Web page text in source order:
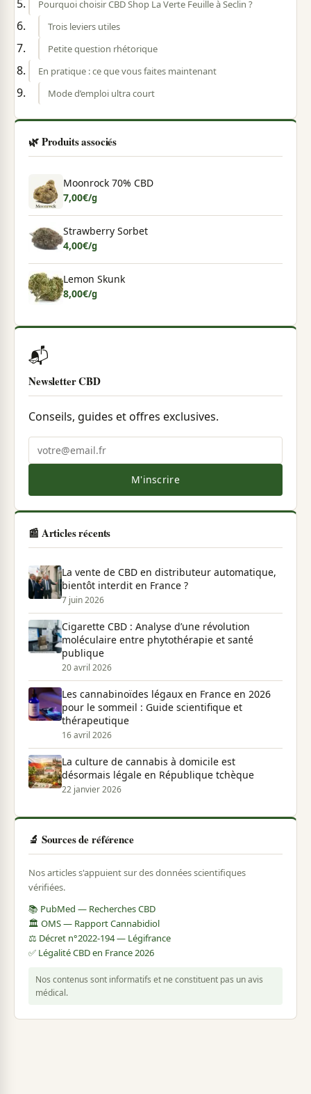
Pourquoi choisir CBD Shop La Verte Feuille à Seclin ?
Trois leviers utiles
Petite question rhétorique
En pratique : ce que vous faites maintenant
Mode d’emploi ultra court
🌿 Produits associés
Moonrock 70% CBD
7,00€/g
Strawberry Sorbet
4,00€/g
Lemon Skunk
8,00€/g
📬
Newsletter CBD
Conseils, guides et offres exclusives.
M'inscrire
📰 Articles récents
La vente de CBD en distributeur automatique,
bientôt interdit en France ?
7 juin 2026
Cigarette CBD : Analyse d’une révolution
moléculaire entre phytothérapie et santé
publique
20 avril 2026
Les cannabinoïdes légaux en France en 2026
pour le sommeil : Guide scientifique et
thérapeutique
16 avril 2026
La culture de cannabis à domicile est
désormais légale en République tchèque
22 janvier 2026
🔬 Sources de référence
Nos articles s'appuient sur des données scientifiques
vérifiées.
📚 PubMed — Recherches CBD
🏛️ OMS — Rapport Cannabidiol
⚖️ Décret n°2022-194 — Légifrance
✅ Légalité CBD en France 2026
Nos contenus sont informatifs et ne constituent pas un avis
médical.